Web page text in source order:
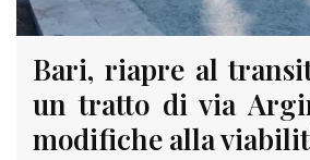
Bari, riapre al
un tratto di via
modifiche alla